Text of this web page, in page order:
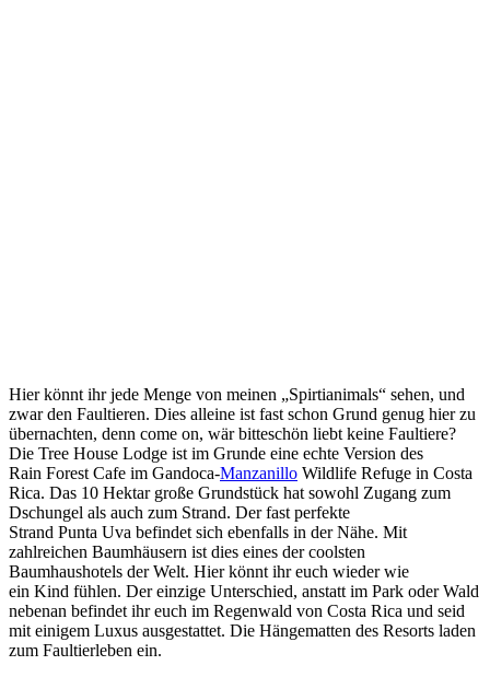
Hier könnt ihr jede Menge von meinen „Spirtianimals“ sehen, und
zwar den Faultieren. Dies alleine ist fast schon Grund genug hier zu
übernachten, denn come on, wär bitteschön liebt keine Faultiere?
Die Tree House Lodge ist im Grunde eine echte Version des
Rain Forest Cafe im Gandoca-Manzanillo Wildlife Refuge in Costa
Rica. Das 10 Hektar große Grundstück hat sowohl Zugang zum
Dschungel als auch zum Strand. Der fast perfekte
Strand Punta Uva befindet sich ebenfalls in der Nähe. Mit
zahlreichen Baumhäusern ist dies eines der coolsten
Baumhaushotels der Welt. Hier könnt ihr euch wieder wie
ein Kind fühlen. Der einzige Unterschied, anstatt im Park oder Wald
nebenan befindet ihr euch im Regenwald von Costa Rica und seid
mit einigem Luxus ausgestattet. Die Hängematten des Resorts laden
zum Faultierleben ein.